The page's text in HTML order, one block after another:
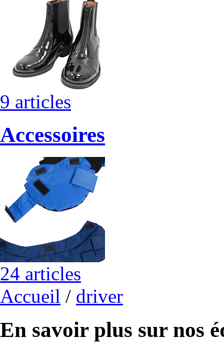
9 articles
Accessoires
24 articles
Accueil / driver
En savoir plus sur nos